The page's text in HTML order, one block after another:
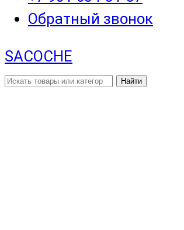
Обратный звонок
SACOCHE
Найти